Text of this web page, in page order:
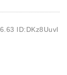
ID:DKz8UuvI